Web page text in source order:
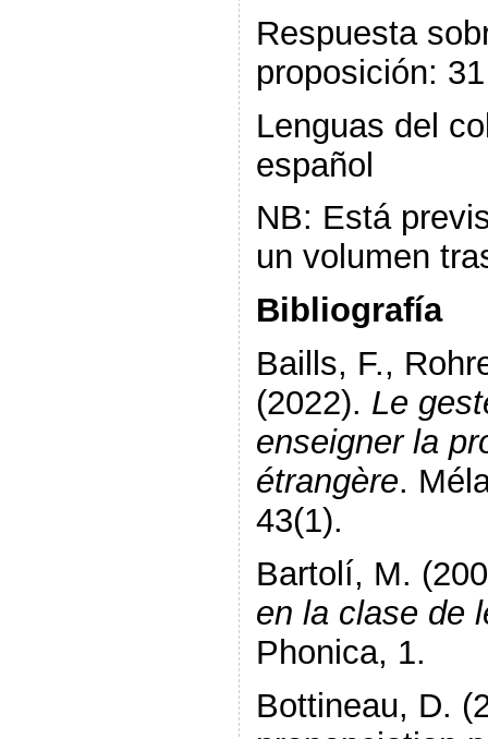
Respuesta
proposición:
Lenguas del
español
NB: Está
un volumen
Bibliografía
Baills, F.,
(2022). Le
enseigner la
étrangère.
43(1).
Bartolí, M.
en la clase de
Phonica, 1.
Bottineau, D.